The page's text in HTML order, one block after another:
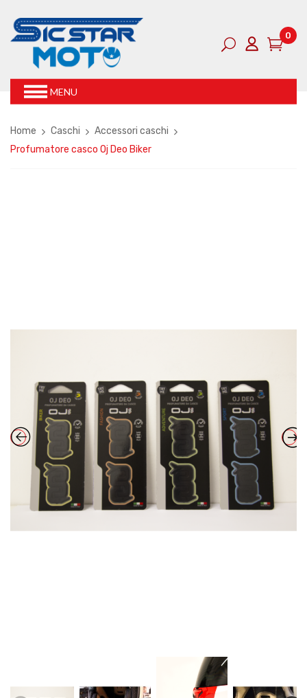
0
MENU
Home Caschi
Accessori caschi
Profumatore casco Oj Deo Biker